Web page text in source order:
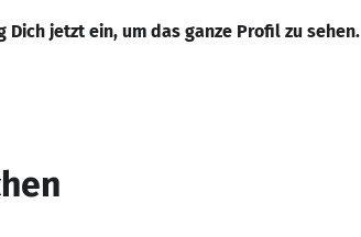
Dich jetzt ein, um das ganze Profil zu sehen.